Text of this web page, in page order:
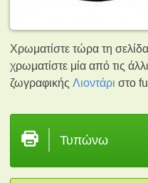
Χρωματίστε τώρα τη
χρωματίστε μία από τις
ζωγραφικήςΛιοντάρι στο
Τυπώνω